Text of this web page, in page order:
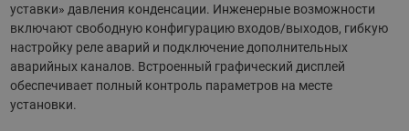
уставки» давления конденсации. Инженерные возможности
включают свободную конфигурацию входов/выходов, гибкую
настройку реле аварий и подключение дополнительных
аварийных каналов. Встроенный графический дисплей
обеспечивает полный контроль параметров на месте
установки.